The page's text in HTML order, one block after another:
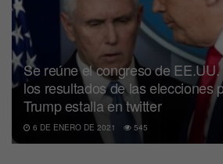
Se reúne el congreso de
los resultados de las elecciones
Trump estalla en twitter
6 DE ENERO DE 2021 545